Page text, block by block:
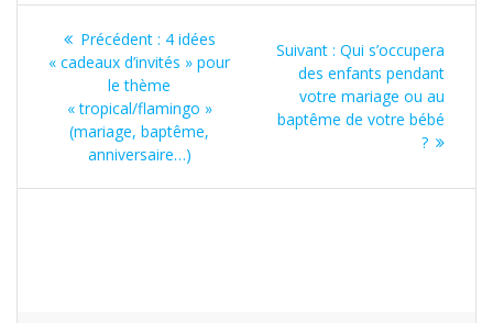
Navigation
de
l’article
Précédent : Article
précédent
:
4 idées
« cadeaux d’invités » pour
le thème
« tropical/flamingo »
(mariage, baptême,
anniversaire…)
Suivant : Article
suivant
:
Qui s’occupera
des enfants pendant
votre mariage ou au
baptême de votre bébé
?